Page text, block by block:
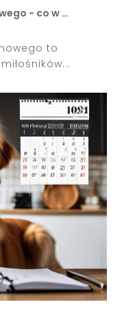
- co w …
to